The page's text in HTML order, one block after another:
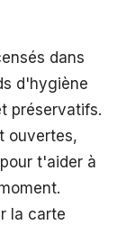
dans
d'hygiène
préservatifs.
ouvertes,
t'aider à
la carte